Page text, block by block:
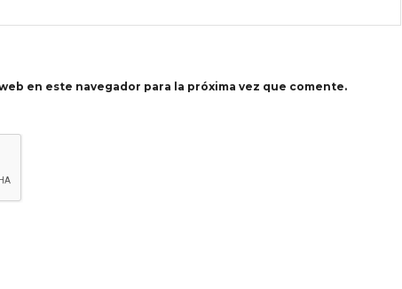
en este navegador para la próxima vez que comente.